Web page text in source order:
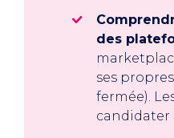
des
ses
fermée).
candidater